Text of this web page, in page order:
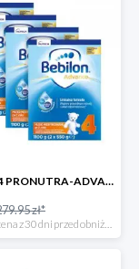
BEBILON 4 PRONUTRA-ADVANCE MLEKO MODYFIKOWANE
zł*
*najniższa cena z 30 dni przed obniżką